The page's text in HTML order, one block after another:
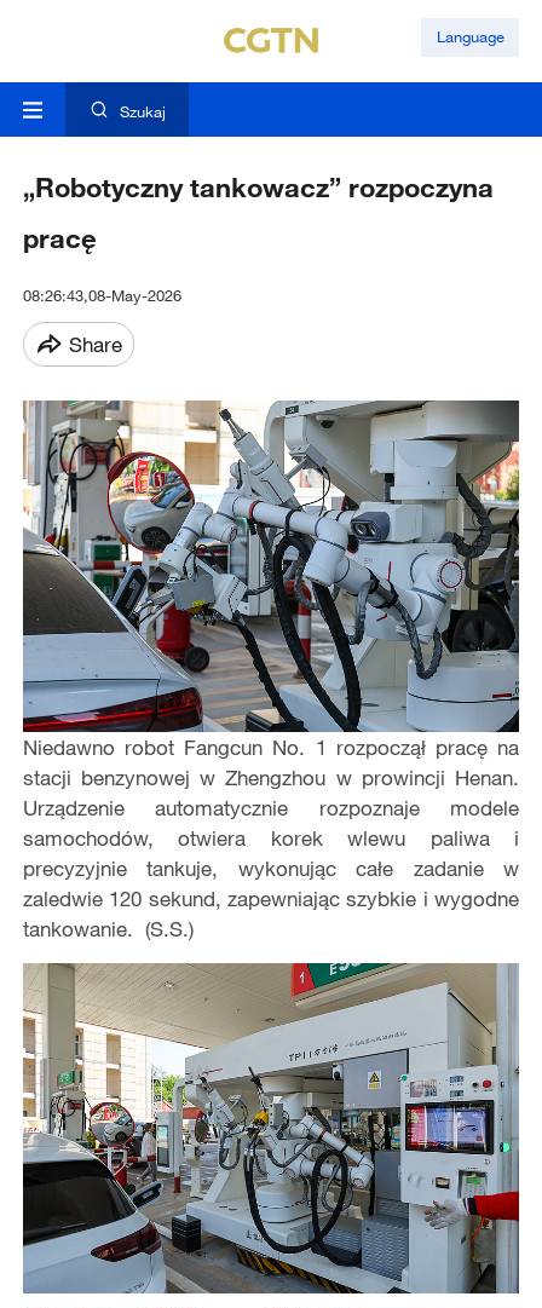
Language
Szukaj
„Robotyczny tankowacz” rozpoczyna
pracę
08:26:43,08-May-2026
Share
Niedawno robot Fangcun No. 1 rozpoczął pracę na
stacji benzynowej w Zhengzhou w prowincji Henan.
Urządzenie automatycznie rozpoznaje modele
samochodów, otwiera korek wlewu paliwa i
precyzyjnie tankuje, wykonując całe zadanie w
zaledwie 120 sekund, zapewniając szybkie i wygodne
tankowanie. (S.S.)